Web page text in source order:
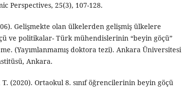
Perspectives, 25(3), 107-128.
Gelişmekte olan ülkelerden gelişmiş ülkelere
ve politikalar- Türk mühendislerinin “beyin göçü”
(Yayımlanmamış doktora tezi). Ankara Üniversitesi
Ankara.
T. (2020). Ortaokul 8. sınıf öğrencilerinin beyin göçü